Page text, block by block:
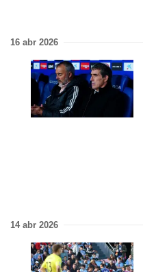
16 abr 2026
14 abr 2026